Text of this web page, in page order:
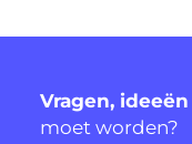
Vragen,
moet worden?